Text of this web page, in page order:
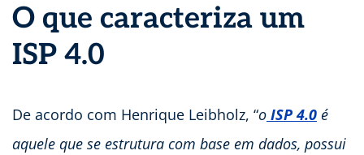
O que caracteriza um
ISP 4.0
De acordo com Henrique Leibholz, “o ISP 4.0 é
aquele que se estrutura com base em dados, possui